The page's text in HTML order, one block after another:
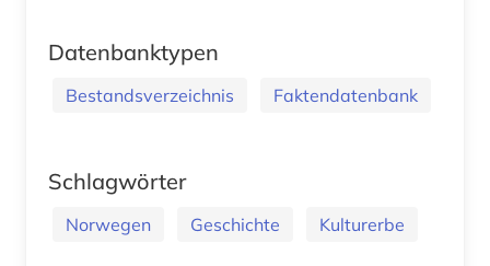
Datenbanktypen
Bestandsverzeichnis Faktendatenbank
Schlagwörter
Norwegen Geschichte Kulturerbe